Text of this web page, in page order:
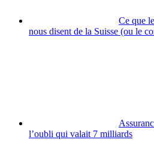
Ce que
nous disent de la Suisse (ou le
l’oubli qui valait 7 milliards